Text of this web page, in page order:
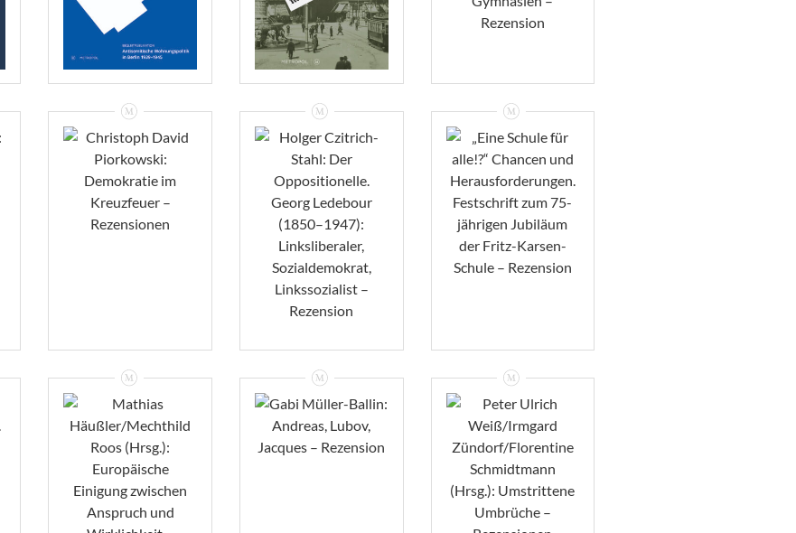
VIEW VIEW
VIEW
Christoph David
Demokratie Im
Kreuzfeuer –
Holger Czitrich-
Stahl: Der
Oppositionelle.
Georg Ledebour
(1850–1947):
Linksliberaler,
Sozialdemokrat,
Linkssozialist –
Rezension
VIEW
„Eine Schule Für
Alle!?“ Chancen
Und
Herausforderungen.
Festschrift Zum
75-Jährigen
Jubiläum Der
Fritz-Karsen-
Schule – Rezension
Mathias
Häußler/Mechthild
Roos (Hrsg.):
Europäische
Einigung Zwischen
Anspruch Und
Wirklichkeit –
Rezension
Gabi Müller-Ballin:
Peter Ulrich
Weiß/Irmgard
Zündorf/Florentine
Schmidtmann
Umstrittene
Umbrüche –